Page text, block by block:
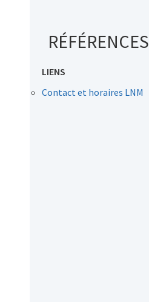
RÉFÉRENCES
LIENS
Contact et horaires LNM